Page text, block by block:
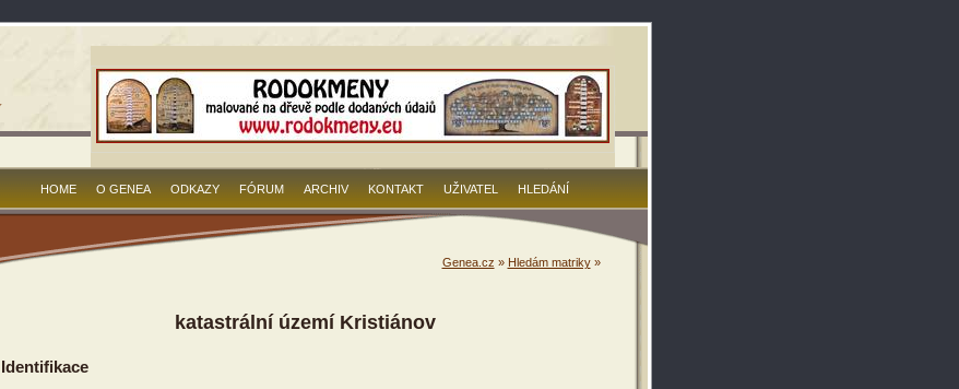
HOME O GENEA ODKAZY FÓRUM ARCHIV KONTAKT UŽIVATEL HLEDÁNÍ
Genea.cz » Hledám matriky»
katastrální území Kristiánov
Identifikace